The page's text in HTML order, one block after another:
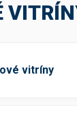
vitríny